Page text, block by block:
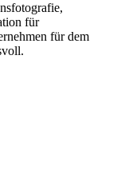
für
für dem